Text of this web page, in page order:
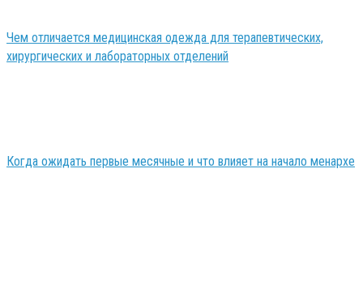
Чем отличается медицинская одежда для терапевтических,
хирургических и лабораторных отделений
Когда ожидать первые месячные и что влияет на начало менархе